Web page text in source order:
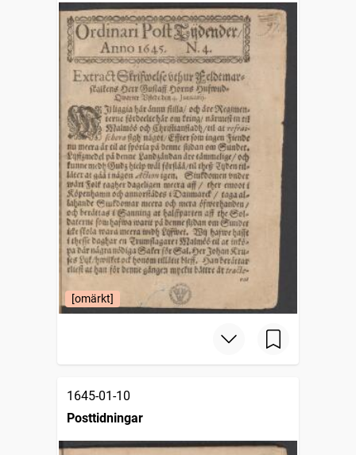
[omärkt]
1645-01-10
Posttidningar